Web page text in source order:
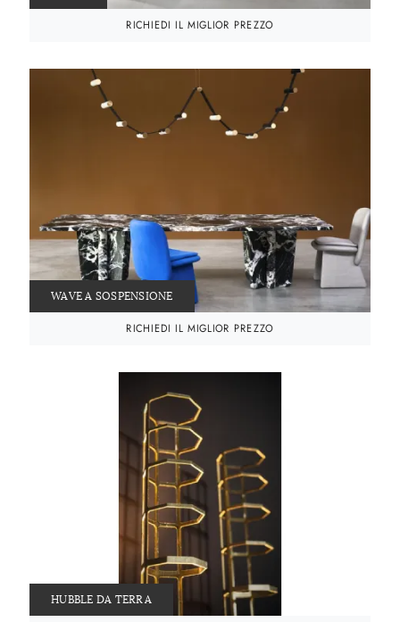
RICHIEDI IL MIGLIOR PREZZO
WAVE A SOSPENSIONE
RICHIEDI IL MIGLIOR PREZZO
HUBBLE DA TERRA